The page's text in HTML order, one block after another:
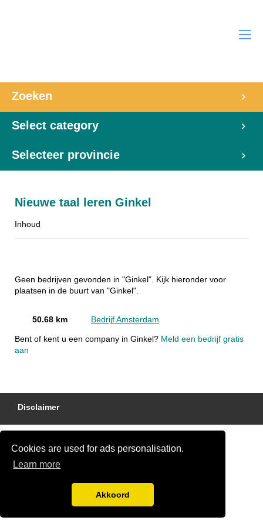
Cookies are used for ads personalisation.
Learn more
Akkoord
Zoeken
Select category
Selecteer provincie
Nieuwe taal leren Ginkel
Inhoud
Geen bedrijven gevonden in "Ginkel". Kijk hieronder voor
plaatsen in de buurt van "Ginkel".
50.68 km Bedrijf Amsterdam
Bent of kent u een company in Ginkel? Meld een bedrijf gratis
aan
Disclaimer